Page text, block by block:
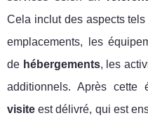
Cela inclut des aspects
emplacements, les
de hébergements, les
additionnels. Après cette
visite est délivré, qui est